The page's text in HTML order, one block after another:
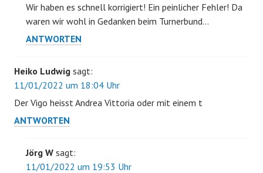
Wir haben es schnell korrigiert! Ein peinlicher Fehler! Da
waren wir wohl in Gedanken beim Turnerbund…
ANTWORTEN
Heiko Ludwig sagt:
11/01/2022 um 18:04 Uhr
Der Vigo heisst Andrea Vittoria oder mit einem t
ANTWORTEN
Jörg W sagt:
11/01/2022 um 19:53 Uhr